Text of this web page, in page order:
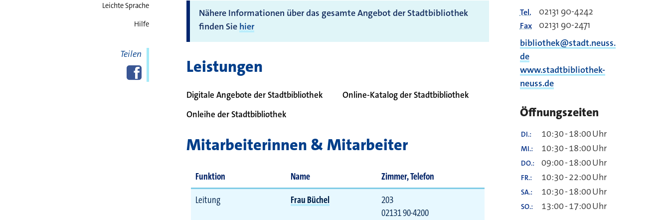
Leichte Sprache
Hilfe
Teilen
Diese Seite bei
Facebook
teilen
Nähere Informationen über das gesamte Angebot der Stadtbibliothek
finden Sie hier
Leistungen
Digitale Angebote der Stadtbibliothek
Onleihe der Stadtbibliothek
Online-Katalog der Stadtbibliothek
Mitarbeiterinnen & Mitarbeiter
Funktion Name
Zimmer, Telefon
Leitung
Frau Büchel
203
02131 90-4200
Tel. 02131 90-4242
Fax
02131 90-2471
bibliothek@stadt.neuss.
de
www.stadtbibliothek-
neuss.de
Öffnungszeiten
DI. 10:30-18:00Uhr
MI. 10:30-18:00Uhr
DO. 09:00-18:00Uhr
FR. 10:30-22:00Uhr
SA. 10:30-18:00Uhr
SO. 13:00-17:00Uhr